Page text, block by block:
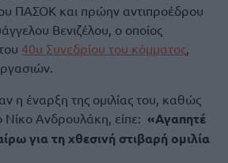
ΠΑΣΟΚ και πρώην αντιπροέδρου
Βενιζέλου, ο οποίος
40υ Συνεδρίου του κόμματος,
η έναρξη της ομιλίας του, καθώς
Ανδρουλάκη, είπε: «Αγαπητέ
για τη χθεσινή στιβαρή ομιλία